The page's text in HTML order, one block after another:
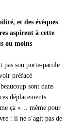
et des évêques
aspirent à cette
ou moins
pas son porte-parole
préfacé
sont dans
déplacements
ça »… même pour
: il ne s’agit pas de